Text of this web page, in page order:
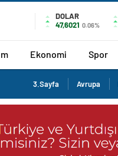
DOLAR
47,6021 0.06%
Ekonomi Spor
3.Sayfa Avrupa